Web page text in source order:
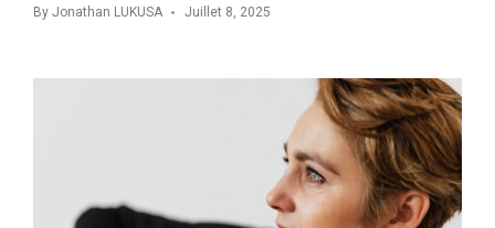
By Jonathan LUKUSA Juillet 8, 2025